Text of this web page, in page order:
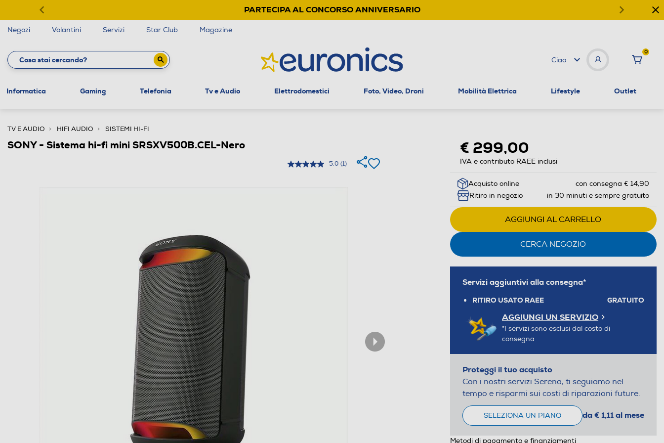
PARTECIPA AL CONCORSO ANNIVERSARIO
Negozi Volantini Servizi Star Club Magazine
Ciao
0
Informatica Gaming Telefonia Tv e Audio Elettrodomestici Foto, Video, Droni Mobilità Elettrica Lifestyle Outlet
TV E AUDIO HIFI AUDIO SISTEMI HI-FI
SONY - Sistema hi-fi mini SRSXV500B.CEL-Nero
5.0 (1)
€ 299,00
IVA e contributo RAEE inclusi
Acquisto online
con consegna € 14,90
Ritiro in negozio
in 30 minuti e sempre gratuito
AGGIUNGI AL CARRELLO
CERCA NEGOZIO
Servizi aggiuntivi alla consegna*
RITIRO USATO RAEE GRATUITO
AGGIUNGI UN SERVIZIO
*I servizi sono esclusi dal costo di
consegna
Proteggi il tuo acquisto
Con i nostri servizi Serena, ti seguiamo nel
tempo e risparmi sui costi di riparazioni future.
SELEZIONA UN PIANO da € 1,11 al mese
Metodi di pagamento e finanziamenti